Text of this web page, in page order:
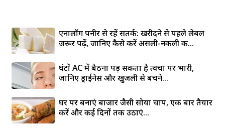
एनालॉग पनीर से रहें सतर्क: खरीदने से पहले लेबल
जरूर पढ़ें, जानिए कैसे करें असली-नकली की...
घंटों AC में बैठना पड़ सकता है त्वचा पर भारी,
जानिए ड्राईनेस और खुजली से बचने...
घर पर बनाएं बाजार जैसी सोया चाप, एक बार तैयार
करें और कई दिनों तक उठाएं...